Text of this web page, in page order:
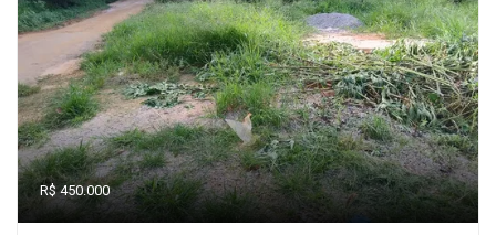
R$ 450.000